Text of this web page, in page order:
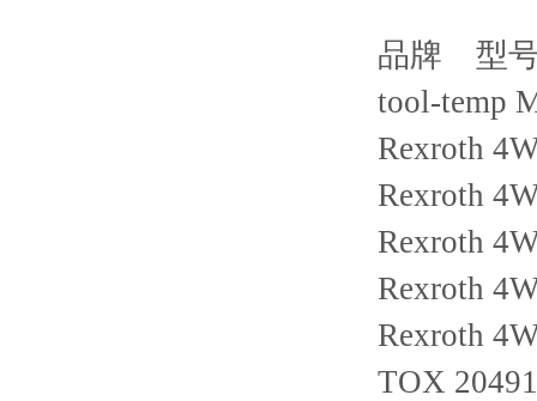
品牌 型
tool-temp
Rexroth
Rexroth
Rexroth
Rexroth
Rexroth
TOX